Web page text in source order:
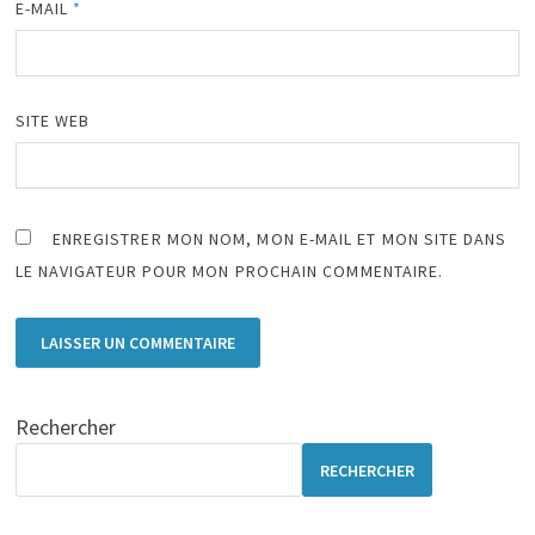
E-MAIL *
SITE WEB
ENREGISTRER MON NOM, MON E-MAIL ET MON SITE DANS
LE NAVIGATEUR POUR MON PROCHAIN COMMENTAIRE.
Rechercher
RECHERCHER